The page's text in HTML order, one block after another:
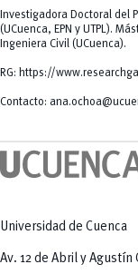
Investigadora Doctoral del
(UCuenca, EPN y UTPL).
Ingeniera Civil (UCuenca).
RG: https://
Contacto:
Universidad de Cuenca
Av. 12 de Abril y Agustín